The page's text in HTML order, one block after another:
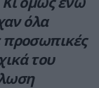
όλα
προσωπικές
του